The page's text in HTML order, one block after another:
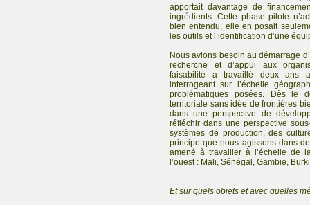
apportait davantage de
ingrédients. Cette phase pilote
bien entendu, elle en posait
les outils et l’identification d’une
Nous avions besoin au démarrage
recherche et d’appui aux
faisabilité a travaillé deux ans
interrogeant sur l’échelle
problématiques posées. Dès le
territoriale sans idée de frontières
dans une perspective de
réfléchir dans une perspective
systèmes de production, des
principe que nous agissons dans
amené à travailler à l’échelle de
l’ouest : Mali, Sénégal, Gambie,
Et sur quels objets et avec quelles